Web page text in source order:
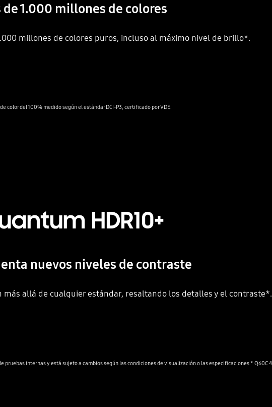
de 1.000 millones de colores
millones de colores puros, incluso al máximo nivel de brillo*.
HDR10+
nuevos niveles de contraste
más allá de cualquier estándar, resaltando los detalles y el contraste*.